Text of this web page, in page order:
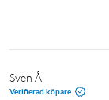
Sven Å
Verifierad köpare